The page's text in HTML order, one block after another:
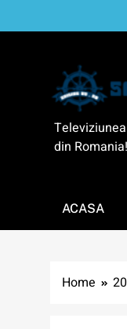
to
din Romania!
ACASA
Home